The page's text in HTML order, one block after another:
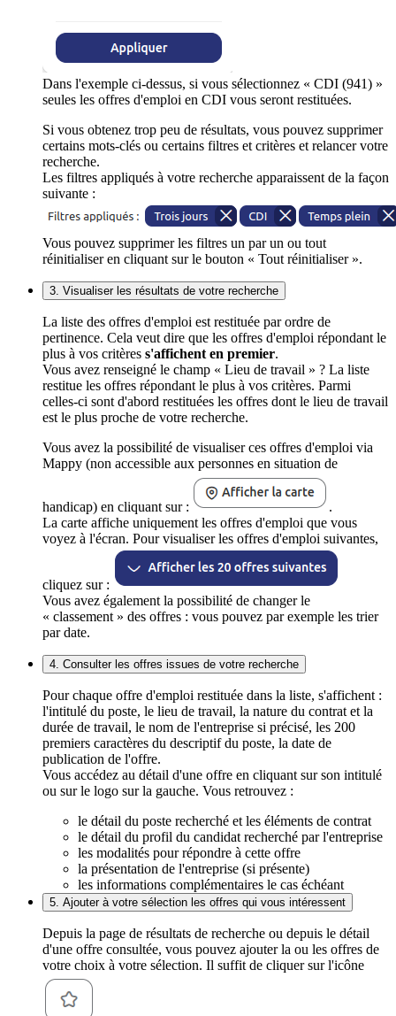
Dans l'exemple ci-dessus, si vous sélectionnez « CDI (941) »
seules les offres d'emploi en CDI vous seront restituées.
Si vous obtenez trop peu de résultats, vous pouvez supprimer
certains mots-clés ou certains filtres et critères et relancer votre
recherche.
Les filtres appliqués à votre recherche apparaissent de la façon
suivante :
Vous pouvez supprimer les filtres un par un ou tout
réinitialiser en cliquant sur le bouton « Tout réinitialiser ».
3. Visualiser les résultats de votre recherche
La liste des offres d'emploi est restituée par ordre de
pertinence. Cela veut dire que les offres d'emploi répondant le
plus à vos critères s'affichent en premier.
Vous avez renseigné le champ « Lieu de travail » ? La liste
restitue les offres répondant le plus à vos critères. Parmi
celles-ci sont d'abord restituées les offres dont le lieu de travail
est le plus proche de votre recherche.
Vous avez la possibilité de visualiser ces offres d'emploi via
Mappy (non accessible aux personnes en situation de
handicap) en cliquant sur :
.
La carte affiche uniquement les offres d'emploi que vous
voyez à l'écran. Pour visualiser les offres d'emploi suivantes,
cliquez sur :
Vous avez également la possibilité de changer le
« classement » des offres : vous pouvez par exemple les trier
par date.
4. Consulter les offres issues de votre recherche
Pour chaque offre d'emploi restituée dans la liste, s'affichent :
l'intitulé du poste, le lieu de travail, la nature du contrat et la
durée de travail, le nom de l'entreprise si précisé, les 200
premiers caractères du descriptif du poste, la date de
publication de l'offre.
Vous accédez au détail d'une offre en cliquant sur son intitulé
ou sur le logo sur la gauche. Vous retrouvez :
le détail du poste recherché et les éléments de contrat
le détail du profil du candidat recherché par l'entreprise
les modalités pour répondre à cette offre
la présentation de l'entreprise (si présente)
les informations complémentaires le cas échéant
5. Ajouter à votre sélection les offres qui vous intéressent
Depuis la page de résultats de recherche ou depuis le détail
d'une offre consultée, vous pouvez ajouter la ou les offres de
votre choix à votre sélection. Il suffit de cliquer sur l'icône